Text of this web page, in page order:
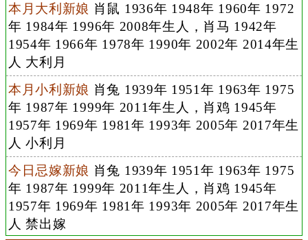
本月大利新娘 肖鼠 1936年 1948年 1960年 1972
年 1984年 1996年 2008年生人，肖马 1942年
1954年 1966年 1978年 1990年 2002年 2014年生
人 大利月
本月小利新娘 肖兔 1939年 1951年 1963年 1975
年 1987年 1999年 2011年生人，肖鸡 1945年
1957年 1969年 1981年 1993年 2005年 2017年生
人 小利月
今日忌嫁新娘 肖兔 1939年 1951年 1963年 1975
年 1987年 1999年 2011年生人，肖鸡 1945年
1957年 1969年 1981年 1993年 2005年 2017年生
人 禁出嫁